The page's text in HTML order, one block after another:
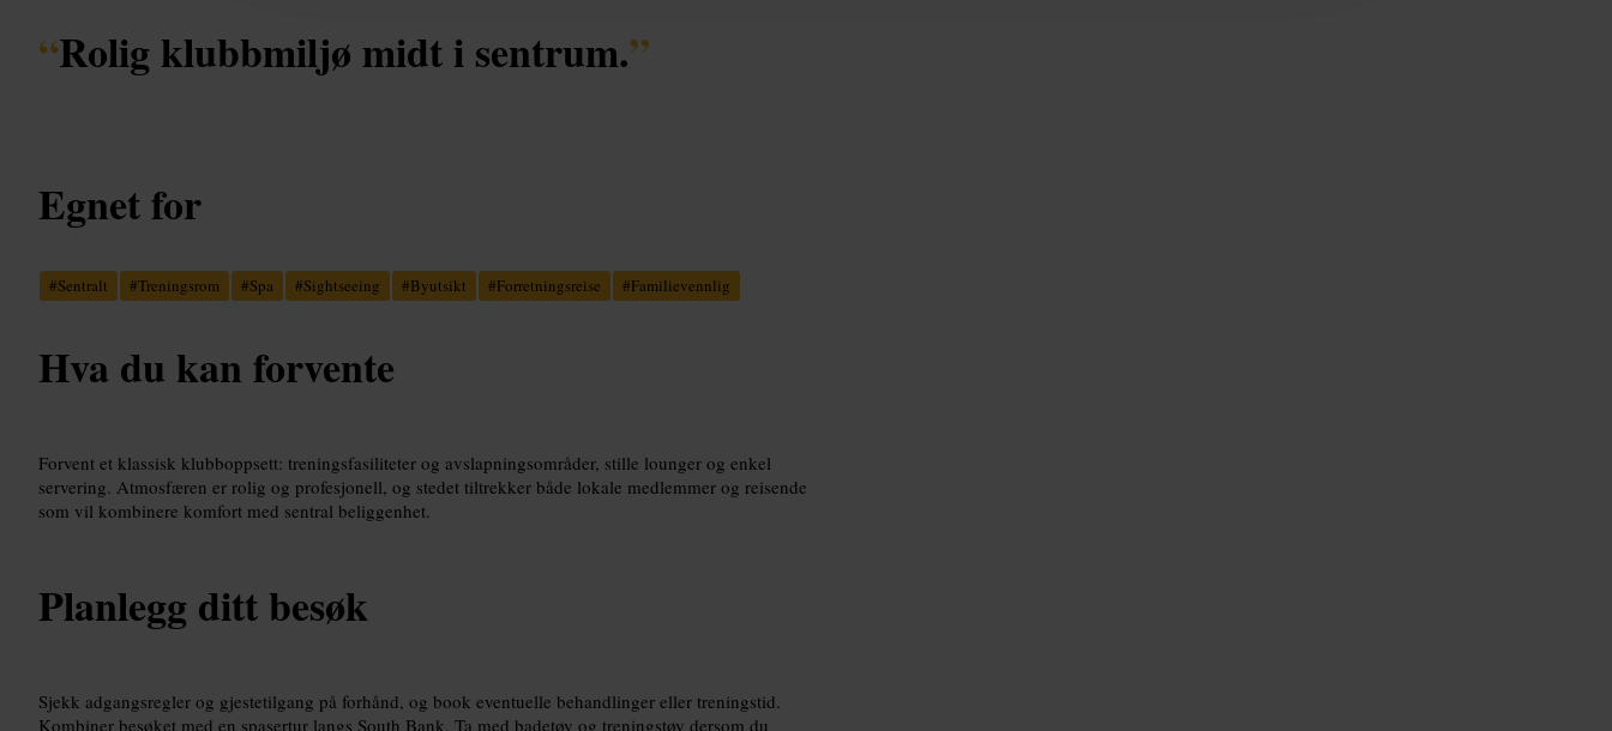
“Rolig klubbmiljø midt i sentrum.”
Egnet for
#Sentralt #Treningsrom #Spa #Sightseeing #Byutsikt #Forretningsreise #Familievennlig
Hva du kan forvente
Forvent et klassisk klubboppsett: treningsfasiliteter og avslapningsområder, stille lounger og enkel
servering. Atmosfæren er rolig og profesjonell, og stedet tiltrekker både lokale medlemmer og reisende
som vil kombinere komfort med sentral beliggenhet.
Planlegg ditt besøk
Sjekk adgangsregler og gjestetilgang på forhånd, og book eventuelle behandlinger eller treningstid.
Kombiner besøket med en spasertur langs South Bank. Ta med badetøy og treningstøy dersom du